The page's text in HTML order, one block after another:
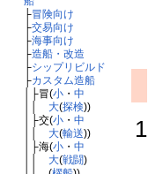
├冒険向け
├交易向け
├海事向け
├造船・改造
├シップリビルド
├カスタム造船
│├冒(小・ 中
大(探検))
│├交(小・ 中
大(輸送))
│├海(小・ 中
大(戦闘)